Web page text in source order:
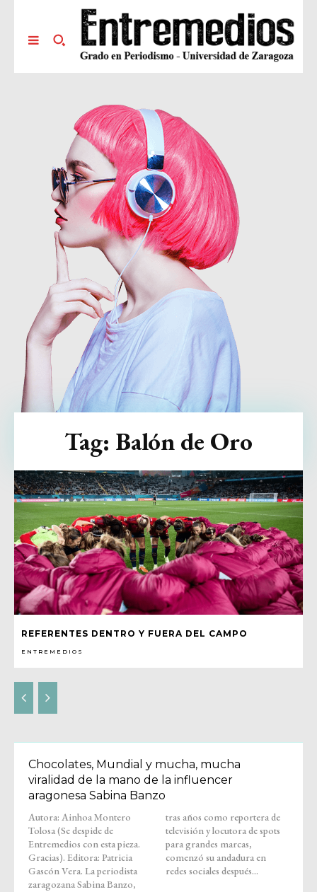
REFERENTES DENTRO Y FUERA DEL CAMPO
ENTREMEDIOS
Tag: Balón de Oro
Chocolates, Mundial y mucha, mucha
viralidad de la mano de la influencer
aragonesa Sabina Banzo
Autora: Ainhoa Montero
Tolosa (Se despide de
Entremedios con esta pieza.
Gracias). Editora: Patricia
Gascón Vera. La periodista
zaragozana Sabina Banzo,
tras años como reportera de
televisión y locutora de spots
para grandes marcas,
comenzó su andadura en
redes sociales después...